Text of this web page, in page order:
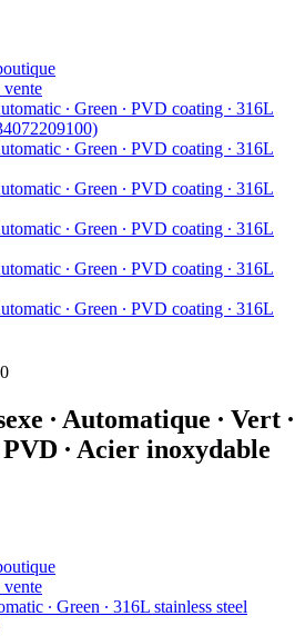
∙ Automatique ∙ Vert ∙
∙ Acier inoxydable